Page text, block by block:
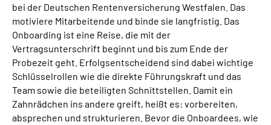
bei der Deutschen Rentenversicherung Westfalen. Das
motiviere Mitarbeitende und binde sie langfristig. Das
Onboarding ist eine Reise, die mit der
Vertragsunterschrift beginnt und bis zum Ende der
Probezeit geht. Erfolgsentscheidend sind dabei wichtige
Schlüsselrollen wie die direkte Führungskraft und das
Team sowie die beteiligten Schnittstellen. Damit ein
Zahnrädchen ins andere greift, heißt es: vorbereiten,
absprechen und strukturieren. Bevor die Onboardees, wie